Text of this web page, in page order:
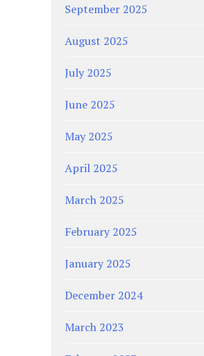
September 2025
August 2025
July 2025
June 2025
May 2025
April 2025
March 2025
February 2025
January 2025
December 2024
March 2023